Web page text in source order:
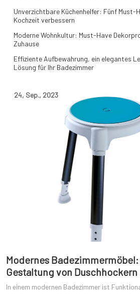
24, Sep., 2023
Modernes
Gestaltung von Duschhockern
In einem modernen Badezimmer ist
Unverzichtbare Küchenhelfer: Fünf Must-
Kochzeit verbessern
Moderne Wohnkultur: Must-Have
Zuhause
Effiziente Aufbewahrung, ein elegantes
Lösung für Ihr Badezimmer